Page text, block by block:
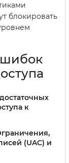
блокировать
к
(UAC) и